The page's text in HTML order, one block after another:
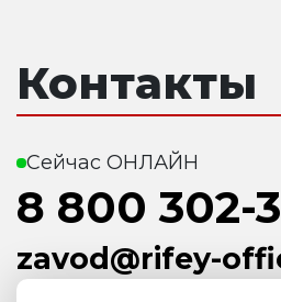
Контакты
Сейчас ОНЛАЙН
8 800 302-
zavod@rifey-